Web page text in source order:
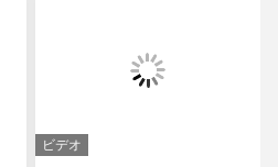
ビデオ